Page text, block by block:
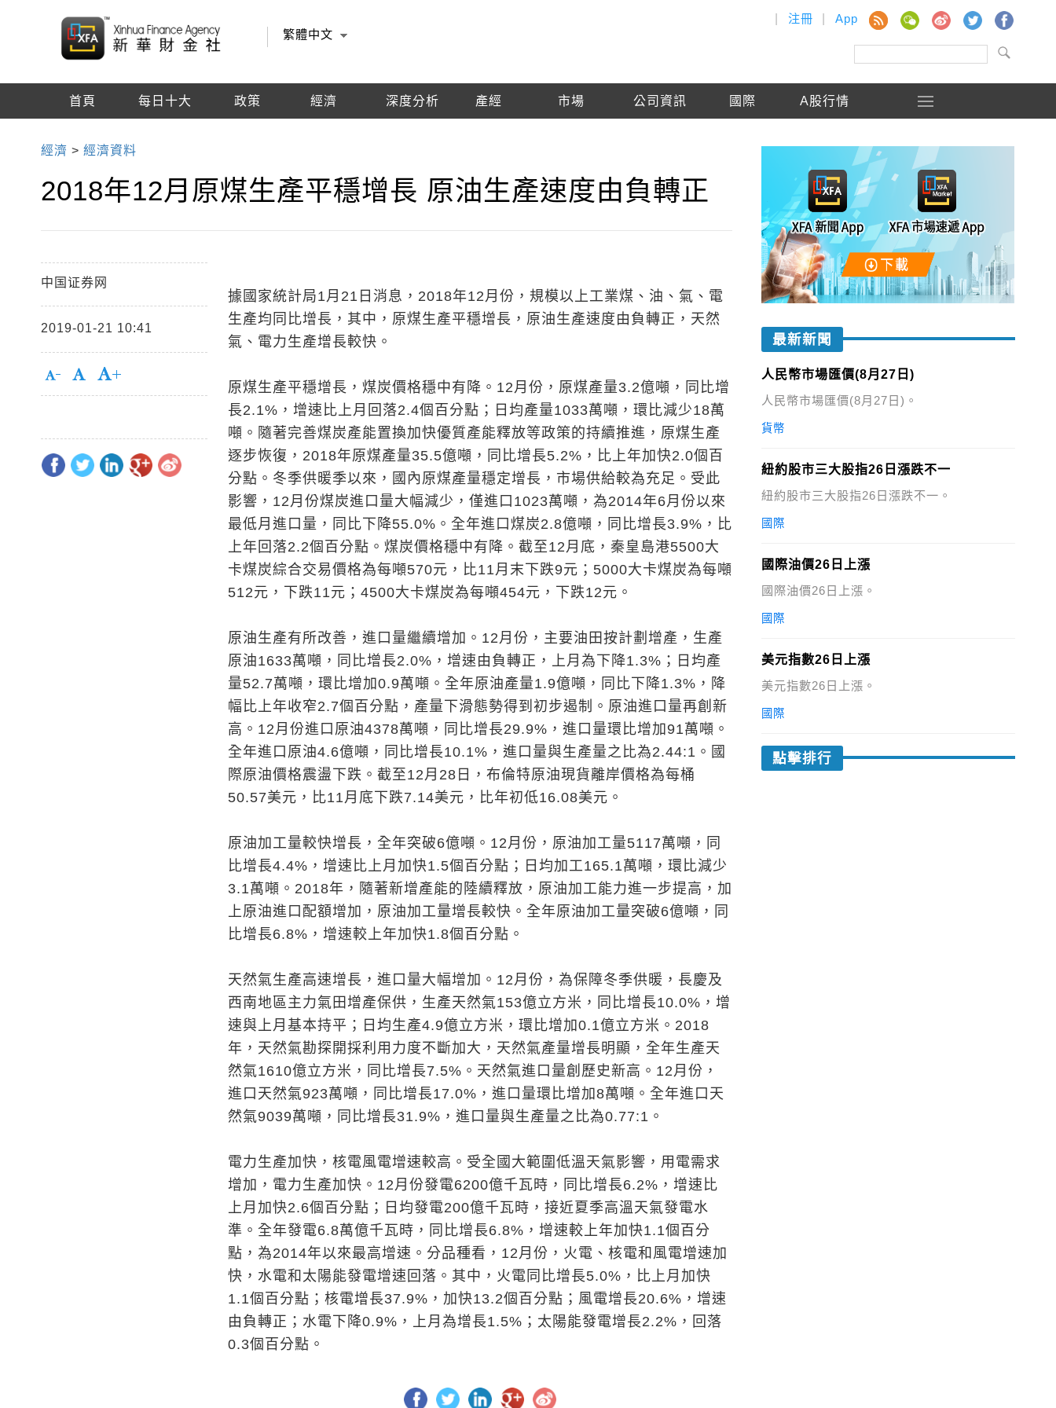
繁體中文
注冊 App
首頁 每日十大 政策 經濟 深度分析 產經 市場 公司資訊 國際 A股行情
經濟 >經濟資料
2018年12月原煤生產平穩增長 原油生產速度由負轉正
中国证券网
2019-01-21 10:41
據國家統計局1月21日消息，2018年12月份，規模以上工業煤、油、氣、電
生產均同比增長，其中，原煤生產平穩增長，原油生產速度由負轉正，天然
氣、電力生產增長較快。
原煤生產平穩增長，煤炭價格穩中有降。12月份，原煤產量3.2億噸，同比增
長2.1%，增速比上月回落2.4個百分點；日均產量1033萬噸，環比減少18萬
噸。隨著完善煤炭產能置換加快優質產能釋放等政策的持續推進，原煤生產
逐步恢復，2018年原煤產量35.5億噸，同比增長5.2%，比上年加快2.0個百
分點。冬季供暖季以來，國內原煤產量穩定增長，市場供給較為充足。受此
影響，12月份煤炭進口量大幅減少，僅進口1023萬噸，為2014年6月份以來
最低月進口量，同比下降55.0%。全年進口煤炭2.8億噸，同比增長3.9%，比
上年回落2.2個百分點。煤炭價格穩中有降。截至12月底，秦皇島港5500大
卡煤炭綜合交易價格為每噸570元，比11月末下跌9元；5000大卡煤炭為每噸
512元，下跌11元；4500大卡煤炭為每噸454元，下跌12元。
原油生產有所改善，進口量繼續增加。12月份，主要油田按計劃增產，生產
原油1633萬噸，同比增長2.0%，增速由負轉正，上月為下降1.3%；日均產
量52.7萬噸，環比增加0.9萬噸。全年原油產量1.9億噸，同比下降1.3%，降
幅比上年收窄2.7個百分點，產量下滑態勢得到初步遏制。原油進口量再創新
高。12月份進口原油4378萬噸，同比增長29.9%，進口量環比增加91萬噸。
全年進口原油4.6億噸，同比增長10.1%，進口量與生產量之比為2.44:1。國
際原油價格震盪下跌。截至12月28日，布倫特原油現貨離岸價格為每桶
50.57美元，比11月底下跌7.14美元，比年初低16.08美元。
原油加工量較快增長，全年突破6億噸。12月份，原油加工量5117萬噸，同
比增長4.4%，增速比上月加快1.5個百分點；日均加工165.1萬噸，環比減少
3.1萬噸。2018年，隨著新增產能的陸續釋放，原油加工能力進一步提高，加
上原油進口配額增加，原油加工量增長較快。全年原油加工量突破6億噸，同
比增長6.8%，增速較上年加快1.8個百分點。
天然氣生產高速增長，進口量大幅增加。12月份，為保障冬季供暖，長慶及
西南地區主力氣田增產保供，生產天然氣153億立方米，同比增長10.0%，增
速與上月基本持平；日均生產4.9億立方米，環比增加0.1億立方米。2018
年，天然氣勘探開採利用力度不斷加大，天然氣產量增長明顯，全年生產天
然氣1610億立方米，同比增長7.5%。天然氣進口量創歷史新高。12月份，
進口天然氣923萬噸，同比增長17.0%，進口量環比增加8萬噸。全年進口天
然氣9039萬噸，同比增長31.9%，進口量與生產量之比為0.77:1。
電力生產加快，核電風電增速較高。受全國大範圍低溫天氣影響，用電需求
增加，電力生產加快。12月份發電6200億千瓦時，同比增長6.2%，增速比
上月加快2.6個百分點；日均發電200億千瓦時，接近夏季高溫天氣發電水
準。全年發電6.8萬億千瓦時，同比增長6.8%，增速較上年加快1.1個百分
點，為2014年以來最高增速。分品種看，12月份，火電、核電和風電增速加
快，水電和太陽能發電增速回落。其中，火電同比增長5.0%，比上月加快
1.1個百分點；核電增長37.9%，加快13.2個百分點；風電增長20.6%，增速
由負轉正；水電下降0.9%，上月為增長1.5%；太陽能發電增長2.2%，回落
0.3個百分點。
最新新聞
人民幣市場匯價(8月27日)
人民幣市場匯價(8月27日)。
貨幣
紐約股市三大股指26日漲跌不一
紐約股市三大股指26日漲跌不一。
國際
國際油價26日上漲
國際油價26日上漲。
國際
美元指數26日上漲
美元指數26日上漲。
國際
點擊排行